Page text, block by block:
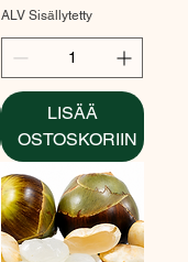
ALV Sisällytetty
LISÄÄ
OSTOSKORIIN